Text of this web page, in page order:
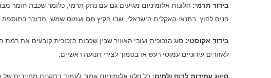
בידוד תרמי: חלונות אלומיניום מגיעים גם עם נתק תרמי, כלומר שכבת חומר
פנים לחוץ. בתנאי האקלים הישראלי, שבו הקיץ חם ועמוס שמש, מדובר בתוספת
בידוד אקוסטי: סוג הזכוכית ועובי האוויר שבין שכבות הזכוכית קובעים את
לאזורים עירוניים עמוסי רעש או בסמוך לצירי תנועה ראשיים.
סיווג עמידות לרוח ולמים: כל חלון אלומיניום אמור לעמוד בתקנים מחייבים